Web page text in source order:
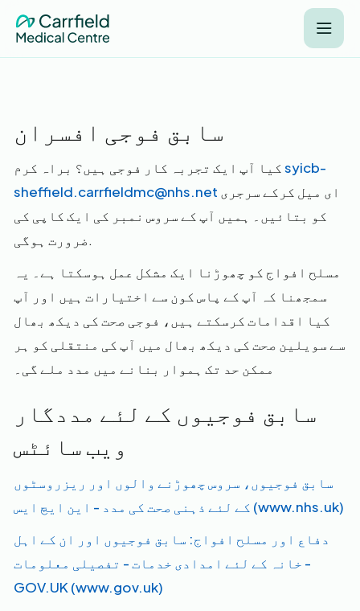
سابق فوجی افسران
syicb-
sheffield.carrfieldmc@nhs.net
کو بتائیں۔ ہمیں آپ کے سروس نمبر کی ایک کاپی کی
ضرورت ہوگی.
مسلح افواج کو چھوڑنا ایک مشکل عمل ہوسکتا ہے۔ یہ
سمجھنا کہ آپ کے پاس کون سے اختیارات ہیں اور آپ
کیا اقدامات کرسکتے ہیں، فوجی صحت کی دیکھ بھال
سے سویلین صحت کی دیکھ بھال میں آپ کی منتقلی کو ہر
ممکن حد تک ہموار بنانے میں مدد ملے گی۔
سابق فوجیوں کے لئے مددگار
ویب سائٹس
سابق فوجیوں، سروس چھوڑنے والوں اور ریزروسٹوں
کے لئے ذہنی صحت کی مدد - این ایچ ایس (www.nhs.uk)
دفاع اور مسلح افواج: سابق فوجیوں اور ان کے اہل
خانہ کے لئے امدادی خدمات - تفصیلی معلومات -
GOV.UK (www.gov.uk)